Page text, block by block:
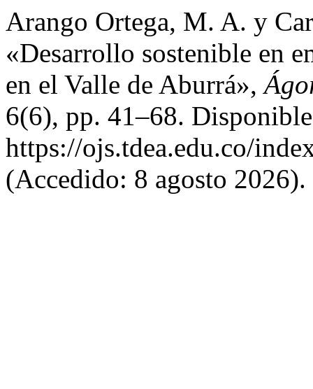
Arango Ortega, M. A. y
«Desarrollo sostenible en
en el Valle de Aburrá»,
6(6), pp. 41–68.
https://ojs.tdea.edu.co/
(Accedido: 8 agosto 2026).